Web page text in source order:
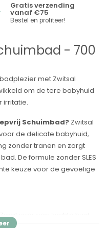
Gratis verzending
vanaf €75
Bestel en profiteer!
- 700
met Zwitsal
om de tere babyhuid
irritatie.
Schuimbad? Zwitsal
de delicate babyhuid,
zonder tranen en zorgt
De formule zonder SLES
keuze voor de gevoelige
voor een zachte huid